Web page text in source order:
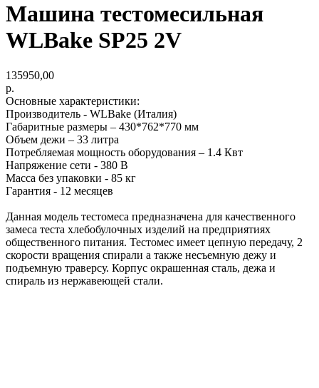
Машина тестомесильная
WLBake SP25 2V
135950,00
р.
Основные характеристики:
Производитель - WLBake (Италия)
Габаритные размеры – 430*762*770 мм
Объем дежи – 33 литра
Потребляемая мощность оборудования – 1.4 Квт
Напряжение сети - 380 В
Масса без упаковки - 85 кг
Гарантия - 12 месяцев
Данная модель тестомеса предназначена для качественного
замеса теста хлебобулочных изделий на предприятиях
общественного питания. Тестомес имеет цепную передачу, 2
скорости вращения спирали а также несъемную дежу и
подъемную траверсу. Корпус окрашенная сталь, дежа и
спираль из нержавеющей стали.